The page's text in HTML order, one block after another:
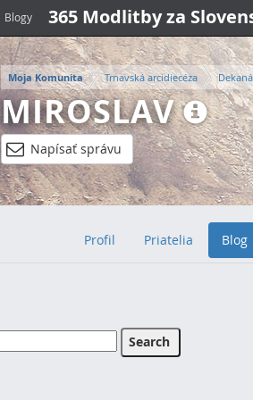
Blogy 365 Modlitby za
Moja Komunita Trnavská arcidiecéza
MIROSLAV
Napísať správu
Profil Priatelia Blog